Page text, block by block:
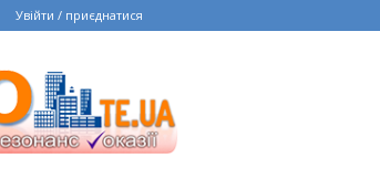
Увійти / приєднатися